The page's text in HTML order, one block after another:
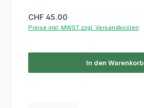
Regulärer Preis:
CHF 45.00
Preise inkl. MWST zzgl. Versandkosten
In den Warenkorb